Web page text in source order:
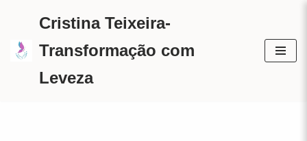
para
Cristina Teixeira-
Transformação com
Leveza